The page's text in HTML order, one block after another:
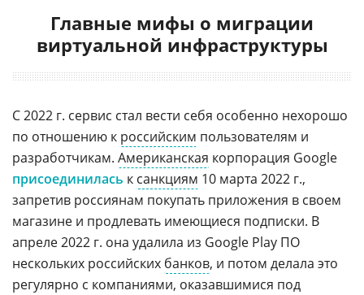
Главные мифы о миграции
виртуальной инфраструктуры
С 2022 г. сервис стал вести себя особенно нехорошо
по отношению к российским пользователям и
разработчикам. Американская корпорация Google
присоединилась к санкциям 10 марта 2022 г.,
запретив россиянам покупать приложения в своем
магазине и продлевать имеющиеся подписки. В
апреле 2022 г. она удалила из Google Play ПО
нескольких российских банков, и потом делала это
регулярно с компаниями, оказавшимися под